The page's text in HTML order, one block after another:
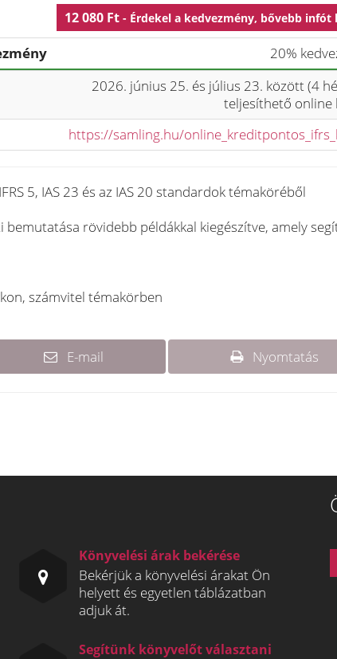
12 080 Ft- Érdekel a kedvezmény, bővebb infót
20%
2026. június 25. és július 23. között (4
teljesíthető online
https://samling.hu/
5, IAS 23 és az IAS 20 standardok témaköréből
rövidebb példákkal kiegészítve, amely
számvitel témakörben
E-mail Nyomtatás
Könyvelési árak bekérése
Bekérjük a könyvelési árakat Ön
helyett és egyetlen táblázatban
adjuk át.
Segítünk könyvelőt választani